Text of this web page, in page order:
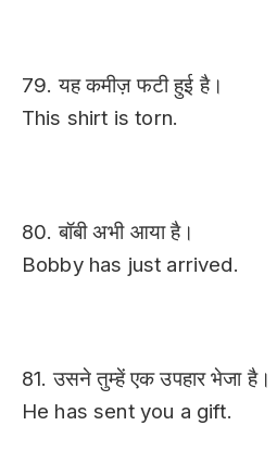
79. यह कमीज़ फटी हुई है।
This shirt is torn.
80. बॉबी अभी आया है।
Bobby has just arrived.
81. उसने तुम्हें एक उपहार भेजा है।
He has sent you a gift.